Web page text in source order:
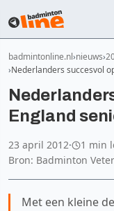
badmintonline.nl nieuws
Nederlanders succesvol
England
23 april 2012· 1 min
Bron: Badminton
Met een kleine